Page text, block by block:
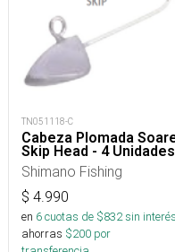
TN051118-C
Cabeza Plomada
Skip Head - 4 Unidades
Shimano Fishing
$ 4.990
en 6cuotas de $832sin interés
ahorras $200 por